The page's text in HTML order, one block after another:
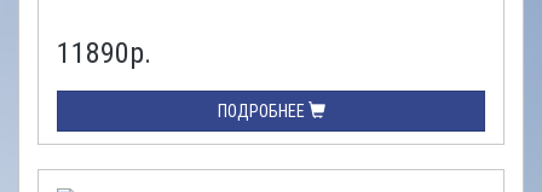
11890р.
ПОДРОБНЕЕ